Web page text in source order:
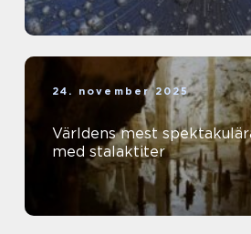
24. november 2025
Världens mest
med stalaktiter